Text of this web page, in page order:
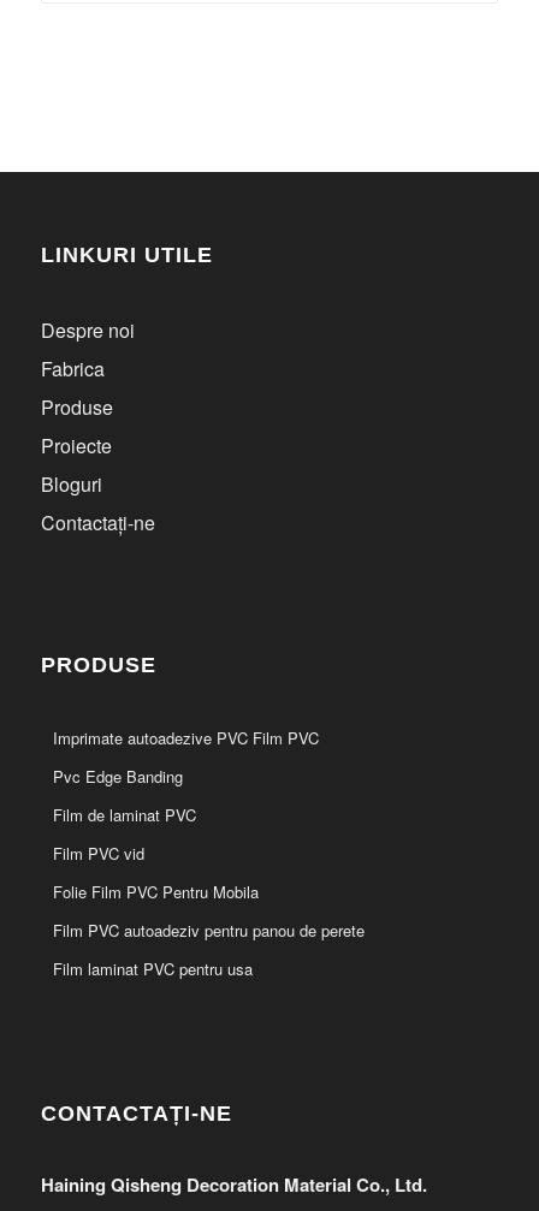
LINKURI UTILE
Despre noi
Fabrica
Produse
Proiecte
Bloguri
Contactați-ne
PRODUSE
Imprimate autoadezive PVC Film PVC
Pvc Edge Banding
Film de laminat PVC
Film PVC vid
Folie Film PVC Pentru Mobila
Film PVC autoadeziv pentru panou de perete
Film laminat PVC pentru usa
CONTACTAȚI-NE
Haining Qisheng Decoration Material Co., Ltd.